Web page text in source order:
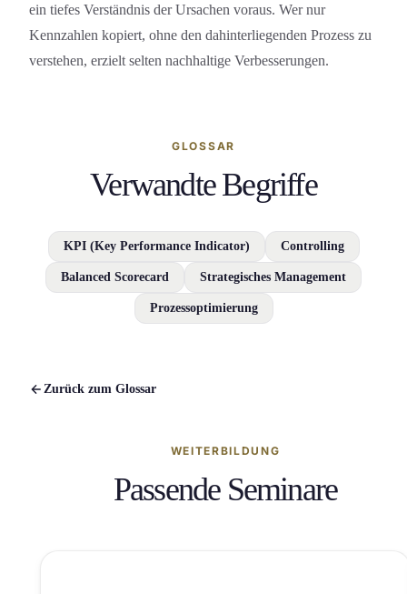
ein tiefes Verständnis der Ursachen voraus. Wer nur
Kennzahlen kopiert, ohne den dahinterliegenden Prozess zu
verstehen, erzielt selten nachhaltige Verbesserung­en.
GLOSSAR
Verwandte Begriffe
KPI (Key Performance Indicator) Controlling
Balanced Scorecard Strategisches Management
Prozessoptimierung
Zurück zum Glossar
WEITERBILDUNG
Passende Seminare